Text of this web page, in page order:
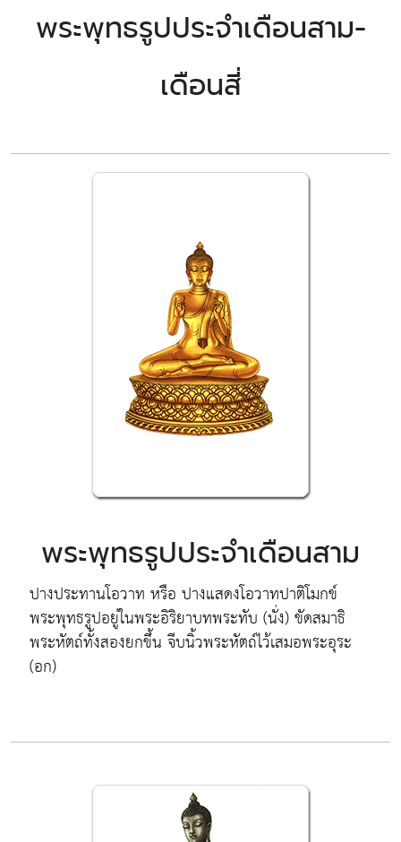
พระพุทธรูปประจำเดือนสาม-
เดือนสี่
พระพุทธรูปประจำเดือนสาม
ปางประทานโอวาท หรือ ปางแสดงโอวาทปาติโมกข์
พระพุทธรูปอยู่ในพระอิริยาบทพระทับ (นั่ง) ขัดสมาธิ
พระหัตถ์ทั้งสองยกขึ้น จีบนิ้วพระหัตถ์ไว้เสมอพระอุระ
(อก)